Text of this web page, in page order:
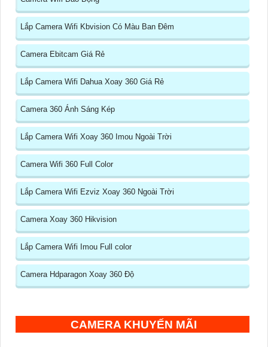
Lắp Camera Wifi Kbvision Có Màu Ban Đêm
Camera Ebitcam Giá Rẻ
Lắp Camera Wifi Dahua Xoay 360 Giá Rẻ
Camera 360 Ánh Sáng Kép
Lắp Camera Wifi Xoay 360 Imou Ngoài Trời
Camera Wifi 360 Full Color
Lắp Camera Wifi Ezviz Xoay 360 Ngoài Trời
Camera Xoay 360 Hikvision
Lắp Camera Wifi Imou Full color
Camera Hdparagon Xoay 360 Độ
CAMERA KHUYẾN MÃI